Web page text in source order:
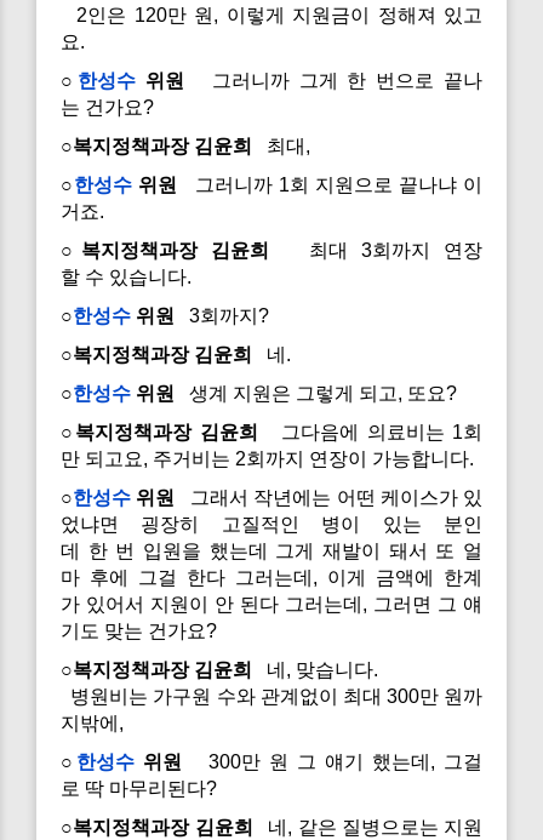
2인은 120만 원, 이렇게 지원금이 정해져 있고
요.
○ 한성수위원
그러니까 그게 한 번으로 끝나
는 건가요?
○복지정책과장 김윤희
최대,
○한성수 위원
그러니까 1회 지원으로 끝나냐 이
거죠.
○복지정책과장 김윤희
최대 3회까지 연장
할 수 있습니다.
○한성수 위원
3회까지?
○복지정책과장 김윤희
네.
○한성수 위원
생계 지원은 그렇게 되고, 또요?
○복지정책과장 김윤희
그다음에 의료비는 1회
만 되고요, 주거비는 2회까지 연장이 가능합니다.
○한성수 위원
그래서 작년에는 어떤 케이스가 있
었냐면 굉장히 고질적인 병이 있는 분인
데 한 번 입원을 했는데 그게 재발이 돼서 또 얼
마 후에 그걸 한다 그러는데, 이게 금액에 한계
가 있어서 지원이 안 된다 그러는데, 그러면 그 얘
기도 맞는 건가요?
○복지정책과장 김윤희
네, 맞습니다.
병원비는 가구원 수와 관계없이 최대 300만 원까
지밖에,
○ 한성수 위원
300만 원 그 얘기 했는데, 그걸
로 딱 마무리된다?
○복지정책과장 김윤희
네, 같은 질병으로는 지원